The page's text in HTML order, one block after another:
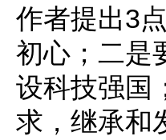
作者提出3
初心；二是
设科技强国
求，继承和